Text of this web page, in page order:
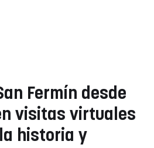
Fermín desde
visitas virtuales
historia y